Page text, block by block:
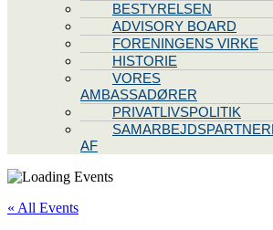
BESTYRELSEN
ADVISORY BOARD
FORENINGENS VIRKE
HISTORIE
VORES
AMBASSADØRER
PRIVATLIVSPOLITIK
AF
« All Events